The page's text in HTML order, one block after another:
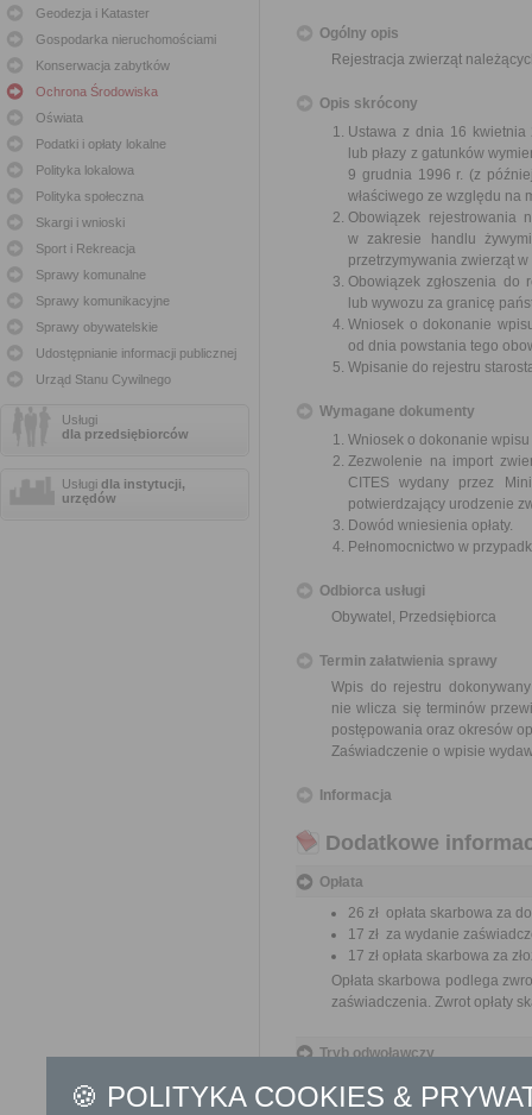
Geodezja i Kataster
Gospodarka nieruchomościami
Konserwacja zabytków
Ochrona Środowiska
Oświata
Podatki i opłaty lokalne
Polityka lokalowa
Polityka społeczna
Skargi i wnioski
Sport i Rekreacja
Sprawy komunalne
Sprawy komunikacyjne
Sprawy obywatelskie
Udostępnianie informacji publicznej
Urząd Stanu Cywilnego
Usługi
dla przedsiębiorców
Usługi dla instytucji,
urzędów
Ogólny opis
Rejestracja zwierząt
Opis skrócony
Ustawa z dnia 16 kwietnia
lub płazy z gatunków
9 grudnia 1996 r. (z
właściwego ze względu na
Obowiązek rejestrowania
w zakresie handlu
przetrzymywania zwierząt
Obowiązek zgłoszenia
lub wywozu za granicę
Wniosek o dokonanie
od dnia powstania tego
Wpisanie do rejestru
Wymagane dokumenty
Wniosek o dokonanie
Zezwolenie na import
CITES wydany przez
potwierdzający urodzenie
Dowód wniesienia opłaty.
Pełnomocnictwo w
Odbiorca usługi
Obywatel, Przedsiębiorca
Termin załatwienia sprawy
Wpis do rejestru
nie wlicza się terminów
postępowania oraz okresów
Zaświadczenie o wpisie
Informacja
Dodatkowe
Opłata
26 zł opłata skarbowa za
17 zł za wydanie
17 zł opłata skarbowa za
Opłata skarbowa podlega
zaświadczenia. Zwrot opłaty
Tryb odwoławczy
Odwołanie wnosi się do
o odmowie rejestracji za
🍪 POLITYKA COOKIES &